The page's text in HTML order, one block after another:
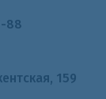
88
159